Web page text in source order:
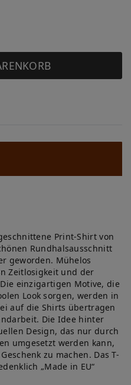
Print-Shirt von
Rundhalsausschnitt
geworden. Mühelos
Zeitlosigkeit und der
einzigartigen Motive, die
Look sorgen, werden in
auf die Shirts übertragen
Die Idee hinter
Design, das nur durch
umgesetzt werden kann,
zu machen. Das T-
„Made in EU“